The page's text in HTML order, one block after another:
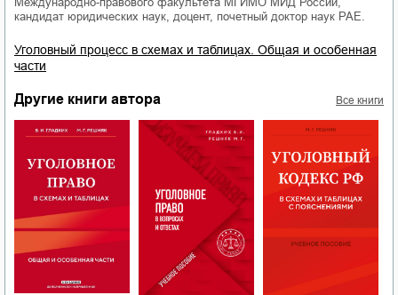
кандидат юридических наук, доцент, почетный доктор наук РАЕ.
Уголовный процесс в схемах и таблицах. Общая и особенная
части
Другие книги автора Все книги